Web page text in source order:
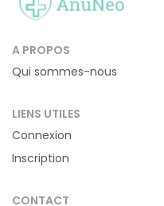
A PROPOS
Qui sommes-nous
LIENS UTILES
Connexion
Inscription
CONTACT